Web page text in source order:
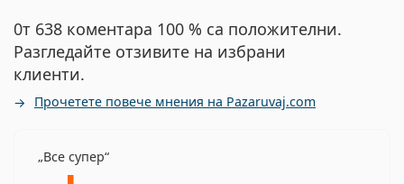
0т 638 коментара 100 % са положителни.
Разгледайте отзивите на избрани
клиенти.
Прочетете повече мнения на Pazaruvaj.com
Все супер